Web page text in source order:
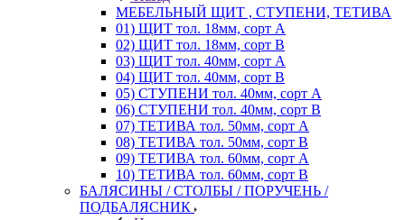
МЕБЕЛЬНЫЙ ЩИТ , СТУПЕНИ, ТЕТИВА
01) ЩИТ тол. 18мм, сорт А
02) ЩИТ тол. 18мм, сорт В
03) ЩИТ тол. 40мм, сорт А
04) ЩИТ тол. 40мм, сорт В
05) СТУПЕНИ тол. 40мм, сорт А
06) СТУПЕНИ тол. 40мм, сорт В
07) ТЕТИВА тол. 50мм, сорт А
08) ТЕТИВА тол. 50мм, сорт В
09) ТЕТИВА тол. 60мм, сорт А
10) ТЕТИВА тол. 60мм, сорт В
БАЛЯСИНЫ / СТОЛБЫ / ПОРУЧЕНЬ /
ПОДБАЛЯСНИК